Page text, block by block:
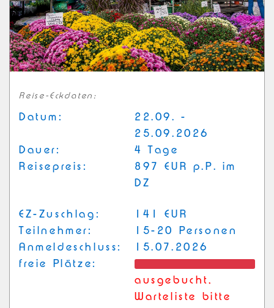
Reise-Eckdaten:
Datum:
22.09. -
25.09.2026
Dauer:
4 Tage
Reisepreis:
897 EUR p.P. im
DZ
EZ-Zuschlag:
141 EUR
Teilnehmer:
15-20 Personen
Anmeldeschluss:
15.07.2026
freie Plätze:
ausgebucht,
Warteliste bitte